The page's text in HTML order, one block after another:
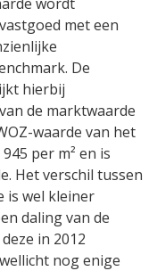
met een
De
hierbij
de marktwaarde
waarde van het
per m² en is
Het verschil tussen
is wel kleiner
daling van de
in 2012
nog enige